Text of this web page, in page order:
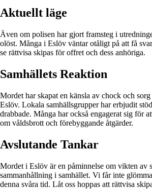
Aktuellt läge
Även om polisen har gjort framsteg i
olöst. Många i Eslöv väntar otåligt på att få
se rättvisa skipas för offret och dess anhöriga.
Samhällets Reaktion
Mordet har skapat en känsla av chock och
Eslöv. Lokala samhällsgrupper har erbjudit
drabbade. Många har också engagerat sig för
om våldsbrott och förebyggande åtgärder.
Avslutande Tankar
Mordet i Eslöv är en påminnelse om vikten av
sammanhållning i samhället. Vi får inte
denna svåra tid. Låt oss hoppas att rättvisa